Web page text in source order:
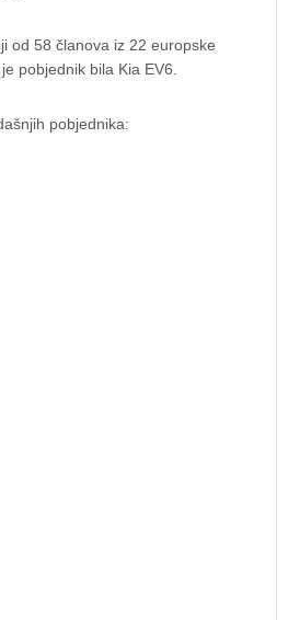
od 58 članova iz 22 europske
pobjednik bila Kia EV6.
pobjednika: